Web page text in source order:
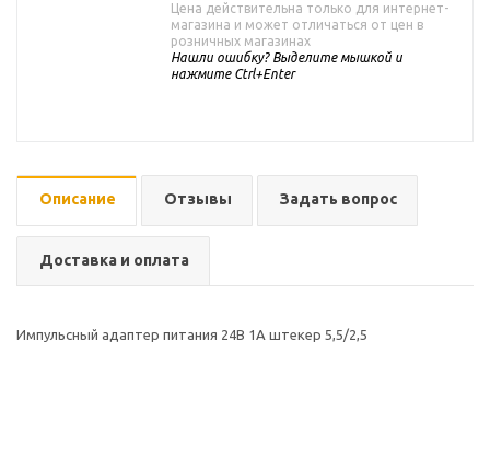
Цена действительна только для интернет-
магазина и может отличаться от цен в
розничных магазинах
Нашли ошибку? Выделите мышкой и
нажмите Ctrl+Enter
Описание Отзывы Задать вопрос
Доставка и оплата
Импульсный адаптер питания 24В 1А штекер 5,5/2,5